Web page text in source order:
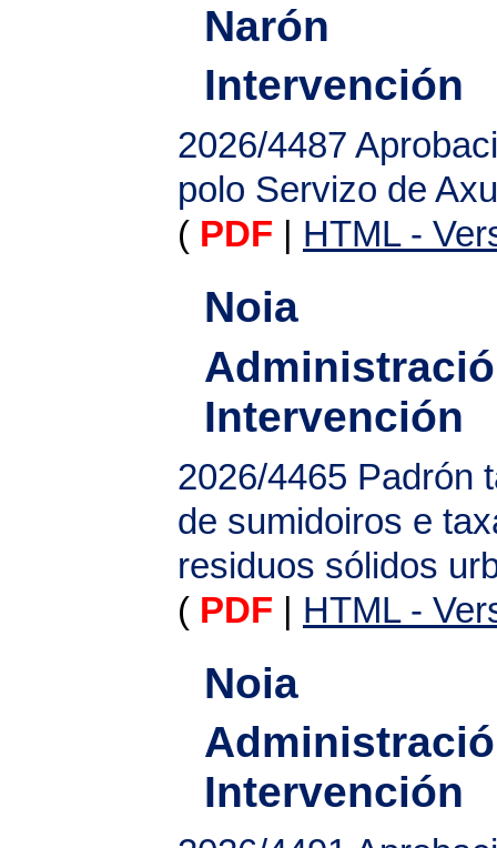
Narón
Intervención
2026/4487
polo Servizo de
( PDF HTML -
Noia
Intervención
2026/4465 Padrón
de sumidoiros e
residuos sólidos
( PDF HTML -
Noia
Intervención